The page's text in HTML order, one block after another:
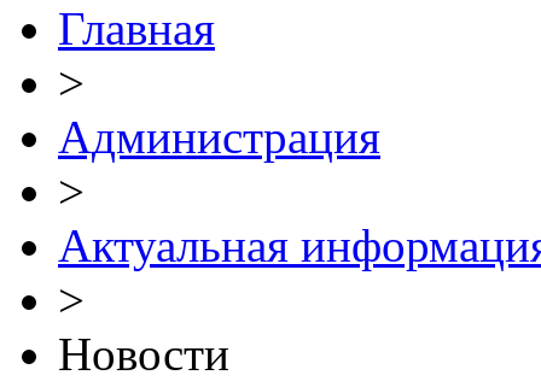
Главная
>
Администрация
>
Актуальная
>
Новости